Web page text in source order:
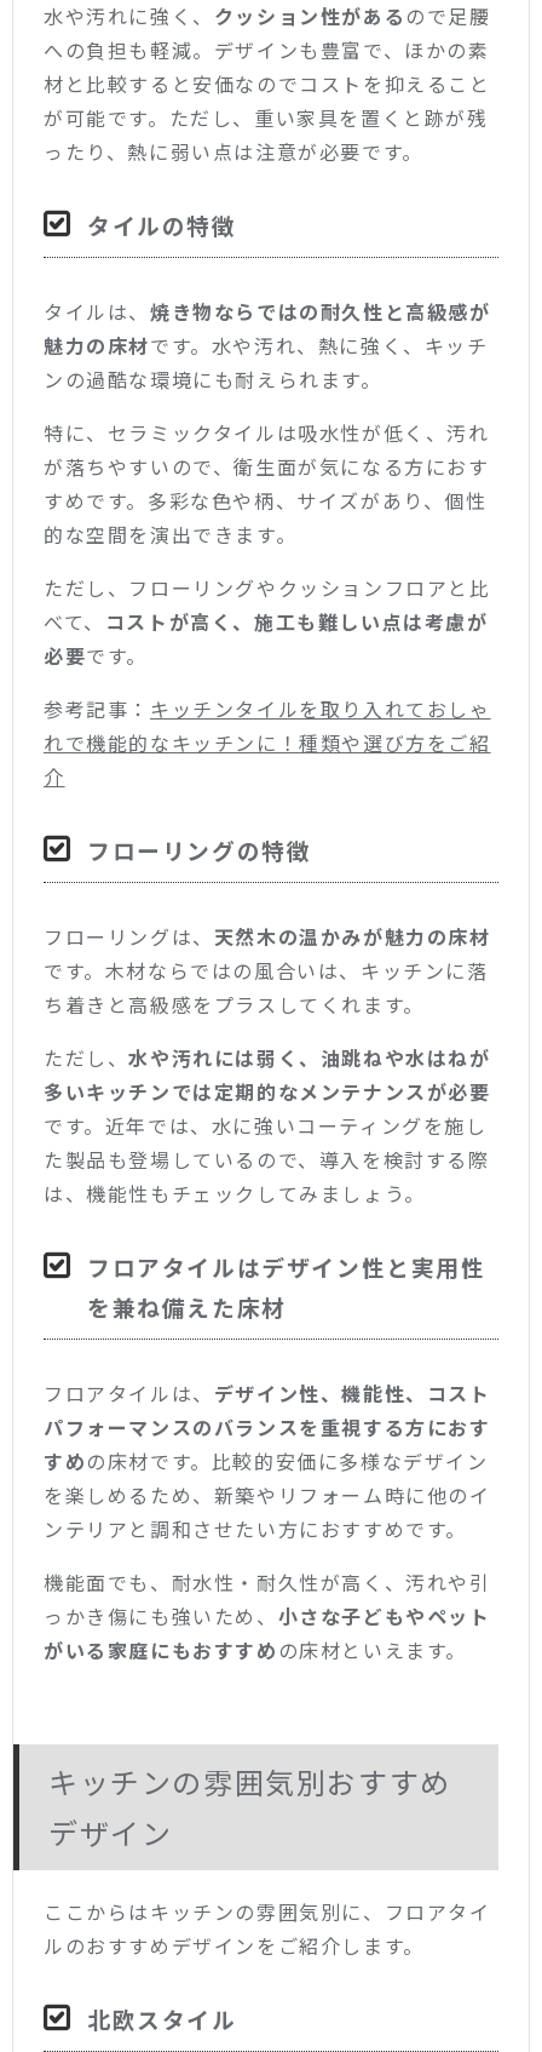
水や汚れに強く、 クッション性がある ので足腰
への負担も軽減。デザインも豊富で、ほかの素
材と比較すると安価なのでコストを抑えること
が可能です。ただし、重い家具を置くと跡が残
ったり、熱に弱い点は注意が必要です。
タイルの特徴
タイルは、 焼き物ならではの耐久性と高級感が
魅力の床材です。水や汚れ、熱に強く、キッチ
ンの過酷な環境にも耐えられます。
特に、セラミックタイルは吸水性が低く、汚れ
が落ちやすいので、衛生面が気になる方におす
すめです。多彩な色や柄、サイズがあり、個性
的な空間を演出できます。
ただし、フローリングやクッションフロアと比
べて、 コストが高く、施工も難しい点は考慮が
必要です。
参考記事： キッチンタイルを取り入れておしゃ
れで機能的なキッチンに！種類や選び方をご紹
介
フローリングの特徴
フローリングは、 天然木の温かみが魅力の床材
です。木材ならではの風合いは、キッチンに落
ち着きと高級感をプラスしてくれます。
ただし、水や汚れには弱く、油跳ねや水はねが
多いキッチンでは定期的なメンテナンスが必要
です。近年では、水に強いコーティングを施し
た製品も登場しているので、導入を検討する際
は、機能性もチェックしてみましょう。
フロアタイルはデザイン性と実用性
を兼ね備えた床材
フロアタイルは、 デザイン性、機能性、コスト
パフォーマンスのバランスを重視する方におす
すめの床材です。比較的安価に多様なデザイン
を楽しめるため、新築やリフォーム時に他のイ
ンテリアと調和させたい方におすすめです。
機能面でも、耐水性・耐久性が高く、汚れや引
っかき傷にも強いため、 小さな子どもやペット
がいる家庭にもおすすめ の床材といえます。
キッチンの雰囲気別おすすめ
デザイン
ここからはキッチンの雰囲気別に、フロアタイ
ルのおすすめデザインをご紹介します。
北欧スタイル